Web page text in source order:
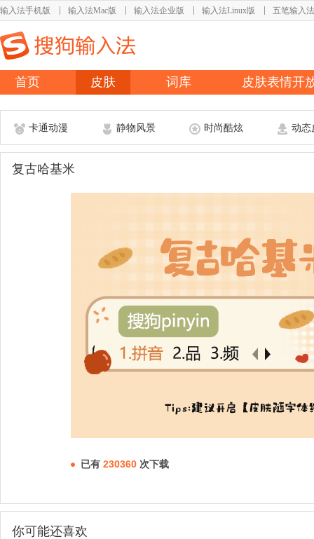
输入法手机版 输入法Mac版 输入法企业版 输入法Linux版 五笔输入法
首页 皮肤 词库 皮肤表情开
卡通动漫 静物风景 时尚酷炫 动态
复古哈基米
已有 230360 次下载
你可能还喜欢